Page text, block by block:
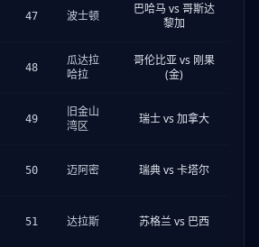
47 波士顿
巴哈马 vs 哥斯达
黎加
48
瓜达拉
哈拉
哥伦比亚 vs 刚果
(金)
49
旧金山
湾区
瑞士 vs 加拿大
50 迈阿密 瑞典 vs 卡塔尔
51 达拉斯 苏格兰 vs 巴西